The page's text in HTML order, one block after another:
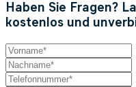
Haben Sie Fragen?
kostenlos und